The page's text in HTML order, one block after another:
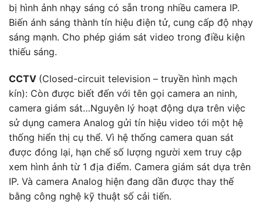
bị hình ảnh nhạy sáng có sẵn trong nhiều camera IP.
Biến ánh sáng thành tín hiệu điện tử, cung cấp độ nhạy
sáng mạnh. Cho phép giám sát video trong điều kiện
thiếu sáng.
CCTV (Closed-circuit television – truyền hình mạch
kín): Còn được biết đến với tên gọi camera an ninh,
camera giám sát…Nguyên lý hoạt động dựa trên việc
sử dụng camera Analog gửi tín hiệu video tới một hệ
thống hiển thị cụ thể. Vì hệ thống camera quan sát
được đóng lại, hạn chế số lượng người xem truy cập
xem hình ảnh từ 1 địa điểm. Camera giám sát dựa trên
IP. Và camera Analog hiện đang dần được thay thế
bằng công nghệ kỹ thuật số cải tiến.